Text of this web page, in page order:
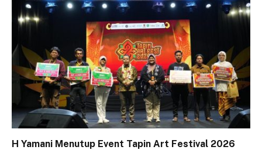
H Yamani Menutup Event Tapin Art Festival 2026